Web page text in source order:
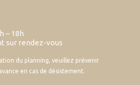
– 18h
sur rendez-vous
du planning, veuillez prévenir
en cas de désistement.